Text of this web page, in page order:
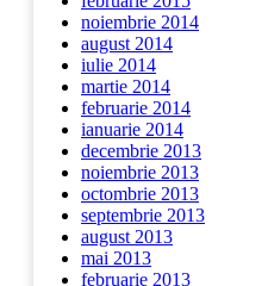
noiembrie 2014
august 2014
iulie 2014
martie 2014
februarie 2014
ianuarie 2014
decembrie 2013
noiembrie 2013
octombrie 2013
septembrie 2013
august 2013
mai 2013
februarie 2013